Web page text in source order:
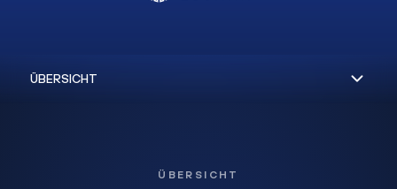
ÜBERSICHT